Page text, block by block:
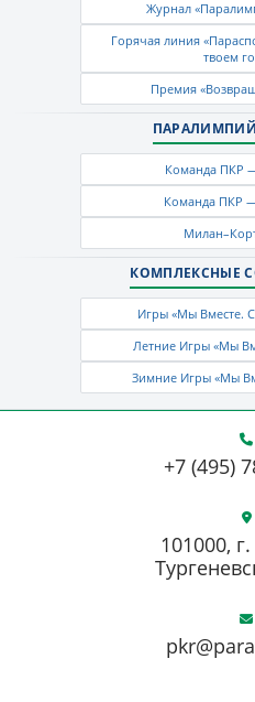
Журнал
Горячая линия
твоем
Премия
Команда ПКР
Команда ПКР
КОМПЛЕКСНЫЕ
Игры «Мы Вместе.
Летние Игры «Мы
Зимние Игры «Мы
+7 (495)
101000,